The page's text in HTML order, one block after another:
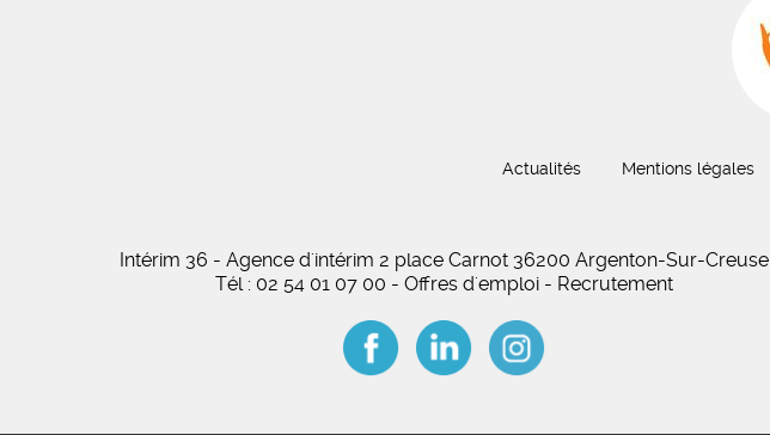
Actualités Mentions légales
Intérim 36 - Agence d'intérim 2 place Carnot 36200 Argenton-Sur-Creuse
Tél : 02 54 01 07 00 - Offres d'emploi - Recrutement